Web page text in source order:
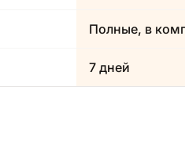
Полные, в
7 дней